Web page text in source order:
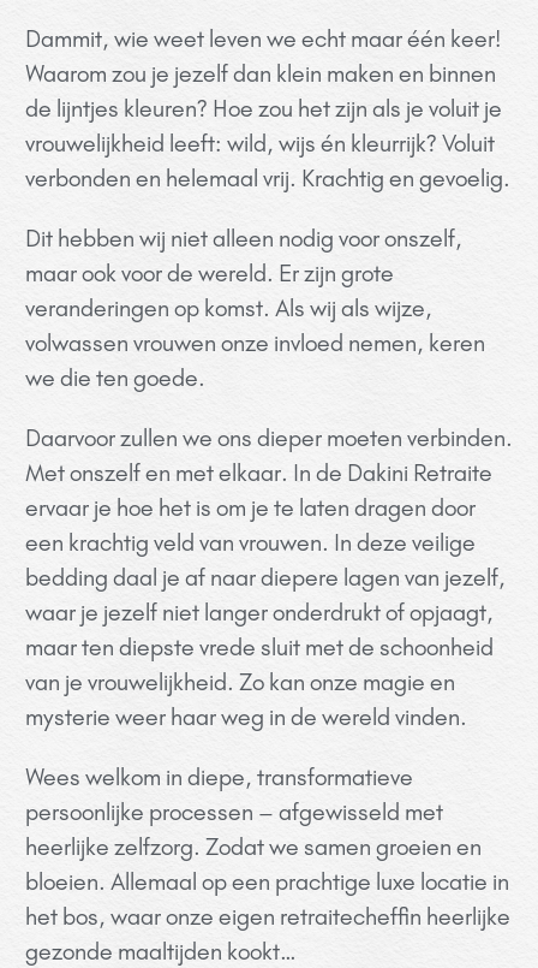
Dammit, wie weet leven we echt maar één keer!
Waarom zou je jezelf dan klein maken en binnen
de lijntjes kleuren? Hoe zou het zijn als je voluit je
vrouwelijkheid leeft: wild, wijs én kleurrijk? Voluit
verbonden en helemaal vrij. Krachtig en gevoelig.
Dit hebben wij niet alleen nodig voor onszelf,
maar ook voor de wereld. Er zijn grote
veranderingen op komst. Als wij als wijze,
volwassen vrouwen onze invloed nemen, keren
we die ten goede.
Daarvoor zullen we ons dieper moeten verbinden.
Met onszelf en met elkaar. In de Dakini Retraite
ervaar je hoe het is om je te laten dragen door
een krachtig veld van vrouwen. In deze veilige
bedding daal je af naar diepere lagen van jezelf,
waar je jezelf niet langer onderdrukt of opjaagt,
maar ten diepste vrede sluit met de schoonheid
van je vrouwelijkheid. Zo kan onze magie en
mysterie weer haar weg in de wereld vinden.
Wees welkom in diepe, transformatieve
persoonlijke processen – afgewisseld met
heerlijke zelfzorg. Zodat we samen groeien en
bloeien. Allemaal op een prachtige luxe locatie in
het bos, waar onze eigen retraitecheffin heerlijke
gezonde maaltijden kookt…